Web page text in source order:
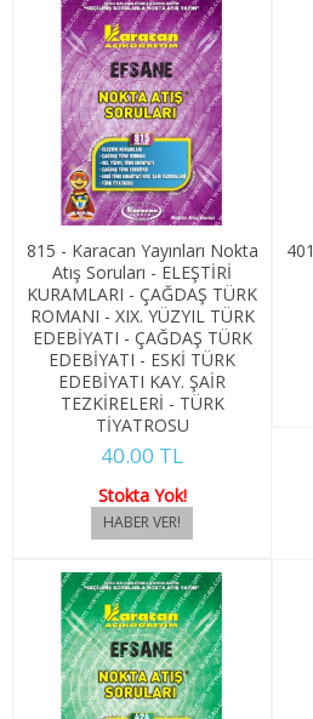
2. SINIF 3. YARIYIL İŞLETME
2. SINIF 4. YARIYIL İŞLETME
JANDARMA MESLEK EĞİTİMİ
1. SINIF 1. YARIYIL JANDARMA
1. SINIF 2. YARIYIL JANDARMA
2. SINIF 3. YARIYIL JANDARMA
2. SINIF 4. YARIYIL JANDARMA
KARA KUV. MESLEK EĞİTİMİ
1. SINIF 1. YARIYIL KARA KUV.
1. SINIF 2. YARIYIL KARA KUV.
2. SINIF 4. YARIYIL KARA KUV.
KÜLTÜREL MİRAS VE TURİZM
815 - Karacan Yayınları Nokta
Atış Soruları - ELEŞTİRİ
KURAMLARI - ÇAĞDAŞ TÜRK
ROMANI - XIX. YÜZYIL TÜRK
EDEBİYATI - ÇAĞDAŞ TÜRK
EDEBİYATI - ESKİ TÜRK
EDEBİYATI KAY. ŞAİR
TEZKİRELERİ - TÜRK
TİYATROSU
40.00 TL
Stokta Yok!